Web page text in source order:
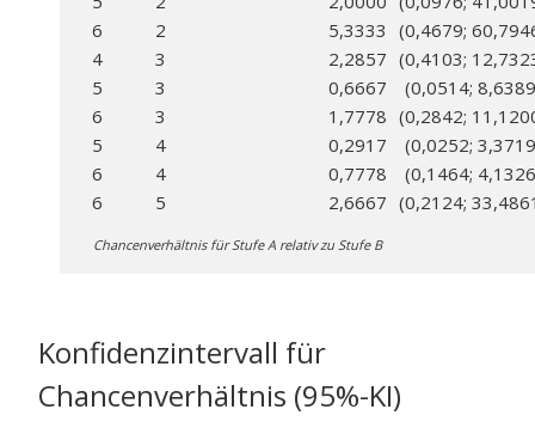
6
2 5,3333 (0,4679;
4
3 2,2857 (0,4103;
5
3 0,6667
(0,0514;
6
3 1,7778 (0,2842;
5
4 0,2917
(0,0252;
6
4 0,7778
(0,1464;
6
5 2,6667 (0,2124;
Chancenverhältnis für Stufe A relativ zu Stufe B
Konfidenzintervall für
Chancenverhältnis (95%-KI)